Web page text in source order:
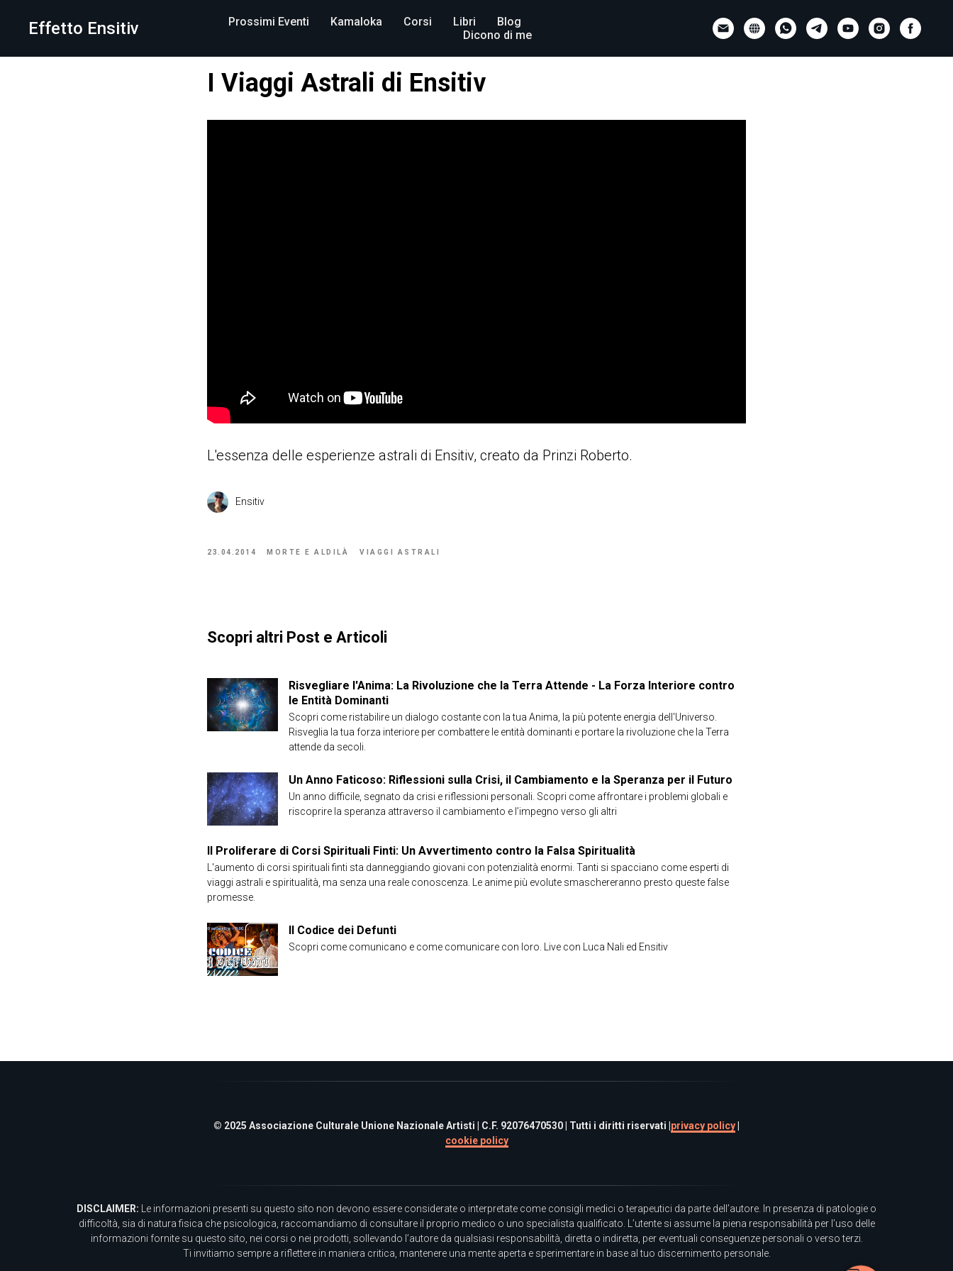
Effetto Ensitiv Prossimi Eventi Kamaloka Corsi Libri
Blog
Dicono di me
I Viaggi Astrali di Ensitiv
L'essenza delle esperienze astrali di Ensitiv, creato da Prinzi Roberto.
Ensitiv
23.04.2014 MORTE E ALDILÀ VIAGGI ASTRALI
Scopri altri Post e Articoli
Risvegliare l'Anima: La Rivoluzione che la Terra Attende - La Forza Interiore contro
le Entità Dominanti
Scopri come ristabilire un dialogo costante con la tua Anima, la più potente energia dell'Universo.
Risveglia la tua forza interiore per combattere le entità dominanti e portare la rivoluzione che la Terra
attende da secoli.
Un Anno Faticoso: Riflessioni sulla Crisi, il Cambiamento e la Speranza per il Futuro
Un anno difficile, segnato da crisi e riflessioni personali. Scopri come affrontare i problemi globali e
riscoprire la speranza attraverso il cambiamento e l’impegno verso gli altri
Il Proliferare di Corsi Spirituali Finti: Un Avvertimento contro la Falsa Spiritualità
L'aumento di corsi spirituali finti sta danneggiando giovani con potenzialità enormi. Tanti si spacciano come esperti di
viaggi astrali e spiritualità, ma senza una reale conoscenza. Le anime più evolute smaschereranno presto queste false
promesse.
Il Codice dei Defunti
Scopri come comunicano e come comunicare con loro. Live con Luca Nali ed Ensitiv
© 2025 Associazione Culturale Unione Nazionale Artisti | C.F. 92076470530 | Tutti i diritti riservati |privacy policy|
cookie policy
DISCLAIMER: Le informazioni presenti su questo sito non devono essere considerate o interpretate come consigli medici o terapeutici da parte dell’autore. In presenza di patologie o
difficoltà, sia di natura fisica che psicologica, raccomandiamo di consultare il proprio medico o uno specialista qualificato. L’utente si assume la piena responsabilità per l’uso delle
informazioni fornite su questo sito, nei corsi o nei prodotti, sollevando l’autore da qualsiasi responsabilità, diretta o indiretta, per eventuali conseguenze personali o verso terzi.
Ti invitiamo sempre a riflettere in maniera critica, mantenere una mente aperta e sperimentare in base al tuo discernimento personale.